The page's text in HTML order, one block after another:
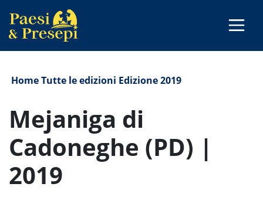
HomeTutte le edizioni Edizione 2019
Mejaniga di
Cadoneghe (PD) |
2019